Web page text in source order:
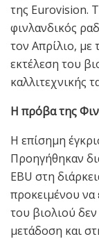
της Eurovision.
φινλανδικός
τον Απρίλιο, με
εκτέλεση του
καλλιτεχνικής
Η πρόβα της
Η επίσημη
Προηγήθηκαν
EBU στη
προκειμένου να
του βιολιού
μετάδοση και